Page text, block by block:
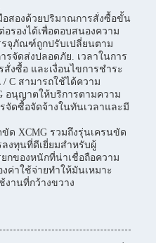
อสองด้วยปริมาณการสั่งซื้อขั้น
รองได้เพื่อตอบสนองความ
รจุภัณฑ์ถูกปรับเปลี่ยนตาม
รจัดส่งปลอดภัย. เวลาในการ
งซื้อ และเงื่อนไขการชําระ
C สามารถใช้ได้ความ
อนุญาตให้บริการตามความ
จัดซื้อจัดจ้างในทันเวลาและมี
ด XCMG รวมถึงรุ่นเครนขัด
งทุนที่ดีเยี่ยมสําหรับผู้
กของหนักที่น่าเชื่อถือความ
ค่าใช้จ่ายทําให้มันเหมาะ
านที่กว้างขวาง